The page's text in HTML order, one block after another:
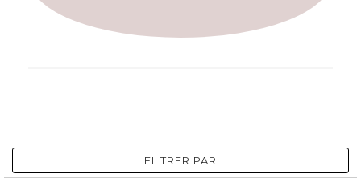
FILTRER PAR